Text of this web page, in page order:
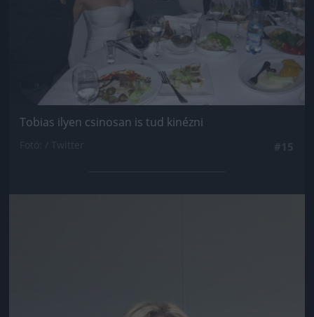
Tobias ilyen csinosan is tud kinézni